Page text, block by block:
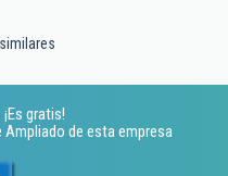
gratis!
de esta empresa